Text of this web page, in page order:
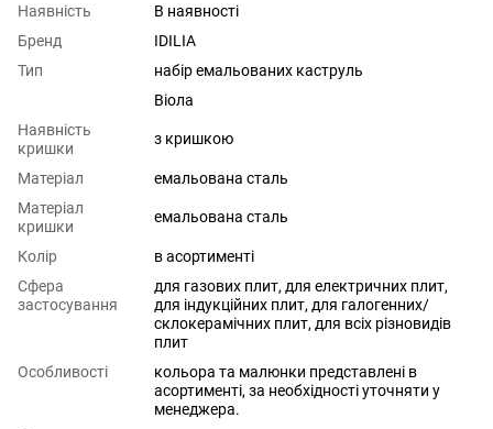
Наявність
В наявності
Бренд
IDILIA
Тип
набір емальованих каструль
Віола
Наявність
кришки
з кришкою
Матеріал
емальована сталь
Матеріал
кришки
емальована сталь
Колір
в асортименті
Сфера
застосування
для газових плит, для електричних плит,
для індукційних плит, для галогенних/
склокерамічних плит, для всіх різновидів
плит
Особливості
кольора та малюнки представлені в
асортименті, за необхідності уточняти у
менеджера.